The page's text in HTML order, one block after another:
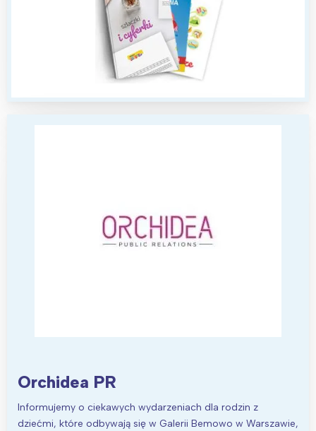
Orchidea PR
Informujemy o ciekawych wydarzeniach dla rodzin z
dziećmi, które odbywają się w Galerii Bemowo w Warszawie,